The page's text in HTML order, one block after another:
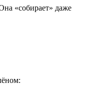
«собирает» даже